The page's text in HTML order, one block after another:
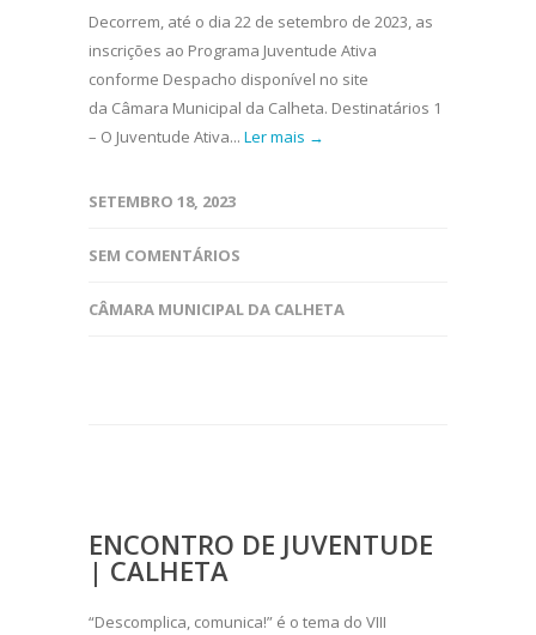
Decorrem, até o dia 22 de setembro de 2023, as
inscrições ao Programa Juventude Ativa
conforme Despacho disponível no site
da Câmara Municipal da Calheta. Destinatários 1
– O Juventude Ativa... Ler mais →
SETEMBRO 18, 2023
SEM COMENTÁRIOS
CÂMARA MUNICIPAL DA CALHETA
ENCONTRO DE JUVENTUDE
| CALHETA
“Descomplica, comunica!” é o tema do VIII